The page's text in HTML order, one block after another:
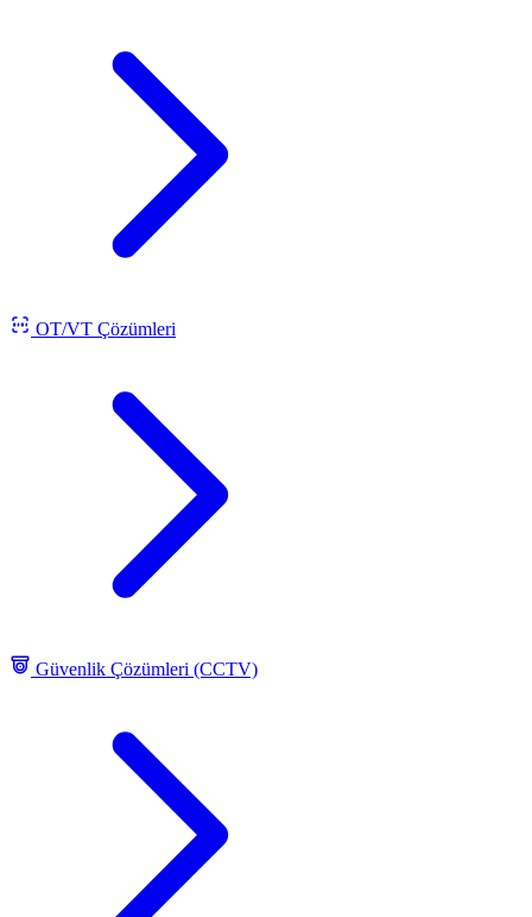
OT/VT Çözümleri
Güvenlik Çözümleri (CCTV)